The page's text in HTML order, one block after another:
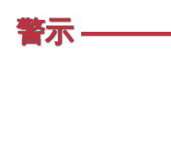
警示